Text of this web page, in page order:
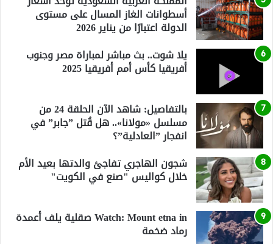
أسطوانات الغاز المسال على مستوى
الدولة اعتبارًا من يناير 2026
يلا شوت.. بث مباشر لمباراة مصر وجنوب
أفريقيا كأس أمم أفريقيا 2025
بالتفاصيل: شاهد الآن الحلقة 24 من
مسلسل «مولانا».. هل قُتل ”جابر” في
انفجار ”العادلية”؟
شجون الهاجري تفاجئ والدتها بعيد الأم
خلال كواليس "صنع في الكويت"
Watch: Mount etna in صقلية يلف أعمدة
رماد ضخمة